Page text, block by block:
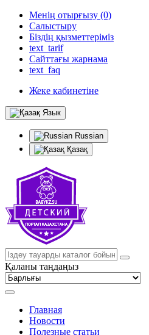
Менің отырғызу (0)
Салыстыру
Біздің қызметтеріміз
text_tarif
Сайттағы жарнама
text_faq
Жеке кабинетіне
Язык
Russian
Қазақ
Қаланы таңдаңыз
Главная
Новости
Полезные статьи